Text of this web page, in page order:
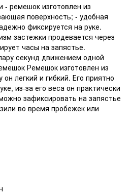
- ремешок изготовлен из
поверхность; - удобная
фиксируется на руке.
застежки продевается через
часы на запястье.
секунд движением одной
Ремешок изготовлен из
легкий и гибкий. Его приятно
из-за его веса он практически
зафиксировать на запястье
во время пробежек или